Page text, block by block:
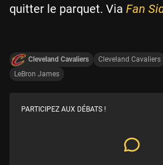
quitter le parquet. Via Fan
Cleveland Cavaliers Cleveland Cavaliers
LeBron James
PARTICIPEZ AUX DÉBATS !